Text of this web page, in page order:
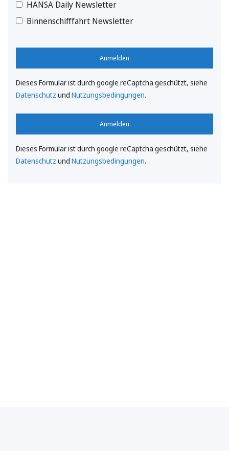
HANSA Daily Newsletter
Binnenschifffahrt Newsletter
Anmelden
Dieses Formular ist durch google reCaptcha geschützt, siehe
Datenschutz und Nutzungsbedingungen.
Anmelden
Dieses Formular ist durch google reCaptcha geschützt, siehe
Datenschutz und Nutzungsbedingungen.